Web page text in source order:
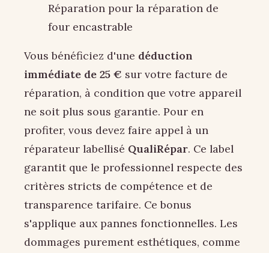
Réparation pour la réparation de
four encastrable
Vous bénéficiez d'une déduction
immédiate de 25 € sur votre facture de
réparation, à condition que votre appareil
ne soit plus sous garantie. Pour en
profiter, vous devez faire appel à un
réparateur labellisé QualiRépar. Ce label
garantit que le professionnel respecte des
critères stricts de compétence et de
transparence tarifaire. Ce bonus
s'applique aux pannes fonctionnelles. Les
dommages purement esthétiques, comme